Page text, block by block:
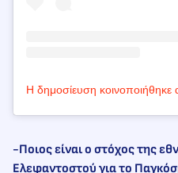
-Ποιος είναι ο στόχος της
Ελεφαντοστού για το